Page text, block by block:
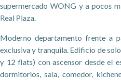
supermercado WONG y a pocos
Real Plaza.
Moderno departamento frente a
exclusiva y tranquila. Edificio de
y 12 flats) con ascensor desde el
dormitorios, sala, comedor,